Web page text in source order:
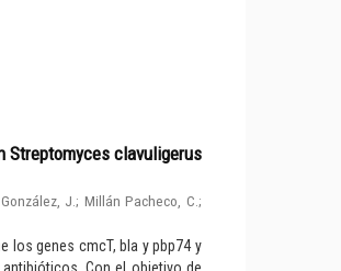
Streptomyces clavuligerus
J.; Millán Pacheco, C. ;
los genes cmcT, bla y pbp74 y